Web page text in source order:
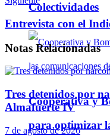
Colectividades
Cooperativa y
para optimizar
Entrevista con el
Notas Relacionadas
Tres detenidos por
Almafuerte IV
7 de agosto de 2026